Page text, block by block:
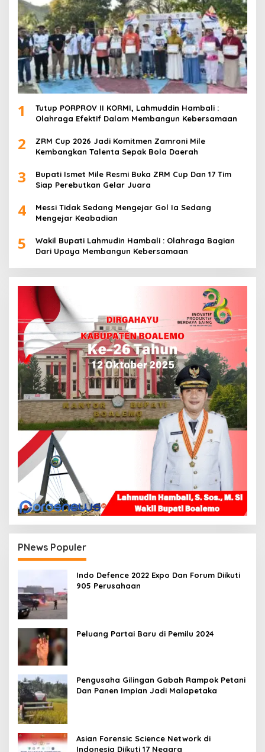
1
Tutup PORPROV II KORMI, Lahmuddin Hambali :
Olahraga Efektif Dalam Membangun Kebersamaan
2
ZRM Cup 2026 Jadi Komitmen Zamroni Mile
Kembangkan Talenta Sepak Bola Daerah
3
Bupati Ismet Mile Resmi Buka ZRM Cup Dan 17 Tim
Siap Perebutkan Gelar Juara
4
Messi Tidak Sedang Mengejar Gol Ia Sedang
Mengejar Keabadian
5
Wakil Bupati Lahmudin Hambali : Olahraga Bagian
Dari Upaya Membangun Kebersamaan
PNews Populer
Indo Defence 2022 Expo Dan Forum Diikuti
905 Perusahaan
Peluang Partai Baru di Pemilu 2024
Pengusaha Gilingan Gabah Rampok Petani
Dan Panen Impian Jadi Malapetaka
Asian Forensic Science Network di
Indonesia Diikuti 17 Negara